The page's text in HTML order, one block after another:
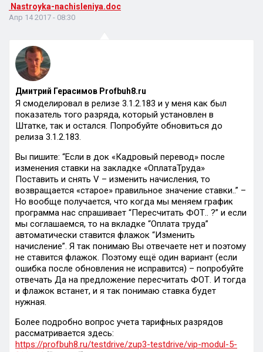
Nastroyka-nachisleniya.doc
Апр 14 2017 - 08:30
Дмитрий Герасимов Profbuh8.ru
Я смоделировал в релизе 3.1.2.183 и у меня как был
показатель того разряда, который установлен в
Штатке, так и остался. Попробуйте обновиться до
релиза 3.1.2.183.
Вы пишите: “Если в док «Кадровый перевод» после
изменения ставки на закладке «ОплатаТруда»
Поставить и снять V – изменить начисления, то
возвращается «старое» правильное значение ставки..” –
Но вообще получается, что когда мы меняем график
программа нас спрашивает “Пересчитать ФОТ.. ?” и если
мы соглашаемся, то на вкладке “Оплата труда”
автоматически ставится флажок “Изменить
начисление”. Я так понимаю Вы отвечаете нет и поэтому
не ставится флажок. Поэтому ещё один вариант (если
ошибка после обновления не исправится) – попробуйте
отвечать Да на предложение пересчитать ФОТ. И тогда
и флажок встанет, и я так понимаю ставка будет
нужная.
Более подробно вопрос учета тарифных разрядов
рассматривается здесь:
https://profbuh8.ru/testdrive/zup3-testdrive/vip-modul-5-